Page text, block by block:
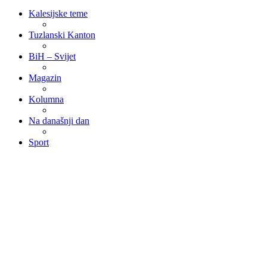
Kalesijske teme
Tuzlanski Kanton
BiH – Svijet
Magazin
Kolumna
Na današnji dan
Sport